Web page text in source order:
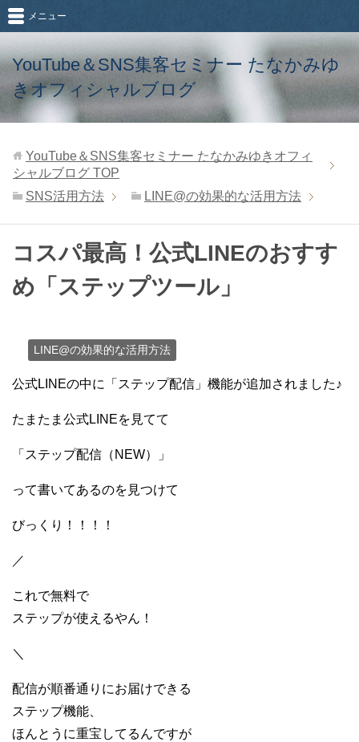
YouTube＆SNS集客セミナー たなかみゆ
きオフィシャルブログ
メニュー
YouTube＆SNS集客セミナー たなかみゆきオフィ
シャルブログ TOP
SNS活用方法
LINE@の効果的な活用方法
コスパ最高！公式LINEのおすす
め「ステップツール」
LINE@の効果的な活用方法
公式LINEの中に「ステップ配信」機能が追加されました♪
たまたま公式LINEを見てて
「ステップ配信（NEW）」
って書いてあるのを見つけて
びっくり！！！！
／
これで無料で
ステップが使えるやん！
＼
配信が順番通りにお届けできる
ステップ機能、
ほんとうに重宝してるんですが